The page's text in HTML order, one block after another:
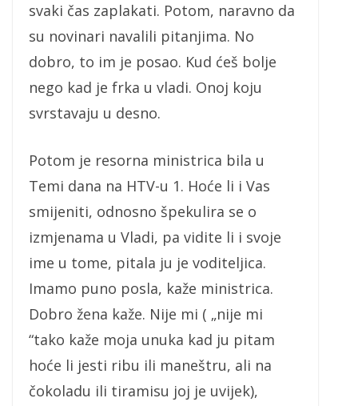
svaki čas zaplakati. Potom, naravno da
su novinari navalili pitanjima. No
dobro, to im je posao. Kud ćeš bolje
nego kad je frka u vladi. Onoj koju
svrstavaju u desno.
Potom je resorna ministrica bila u
Temi dana na HTV-u 1. Hoće li i Vas
smijeniti, odnosno špekulira se o
izmjenama u Vladi, pa vidite li i svoje
ime u tome, pitala ju je voditeljica.
Imamo puno posla, kaže ministrica.
Dobro žena kaže. Nije mi ( „nije mi
“tako kaže moja unuka kad ju pitam
hoće li jesti ribu ili maneštru, ali na
čokoladu ili tiramisu joj je uvijek),